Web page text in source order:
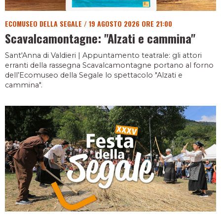
ECOMUSEO DELLA SEGALE /19 AGOSTO 2026 ORE 21:00
Scavalcamontagne: "Alzati e cammina"
Sant'Anna di Valdieri | Appuntamento teatrale: gli attori
erranti della rassegna Scavalcamontagne portano al forno
dell’Ecomuseo della Segale lo spettacolo "Alzati e
cammina".